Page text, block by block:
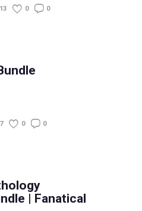
0 0
0 0
| Fanatical